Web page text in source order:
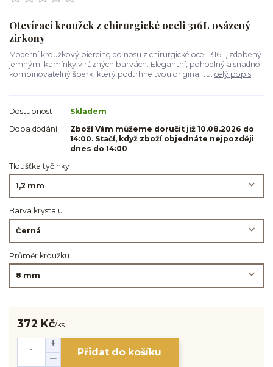
Otevírací kroužek z chirurgické oceli 316L osázený
zirkony
Moderní kroužkový piercing do nosu z chirurgické oceli 316L, zdobený
jemnými kamínky v různých barvách. Elegantní, pohodlný a snadno
kombinovatelný šperk, který podtrhne tvou originalitu. celý popis
Dostupnost
Skladem
Doba dodání
Zboží Vám můžeme doručit již 10.08.2026 do
14:00. Stačí, když zboží objednáte nejpozději
dnes do 14:00
Tloušťka tyčinky
Barva krystalu
Průměr kroužku
372 Kč/ks
Přidat do košíku